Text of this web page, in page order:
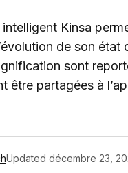
Kinsa
de son
sont
être partagées à
Updated décembre 23,